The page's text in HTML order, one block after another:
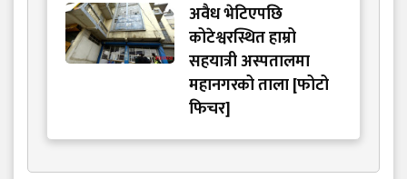
अवैध भेटिएपछि
कोटेश्वरस्थित हाम्रो
सहयात्री अस्पतालमा
महानगरको ताला [फोटो
फिचर]